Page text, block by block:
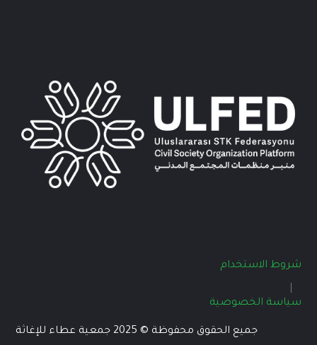
شروط الاستخدام
سياسة الخصوصية
جميع الحقوق محفوظة © 2025 جمعية عطاء للإغاثة